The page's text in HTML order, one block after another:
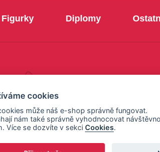
Figurky Diplomy
cookies
může náš e-shop správně fungovat.
nám také správně vyhodnocovat
Více se dozvíte v sekci Cookies.